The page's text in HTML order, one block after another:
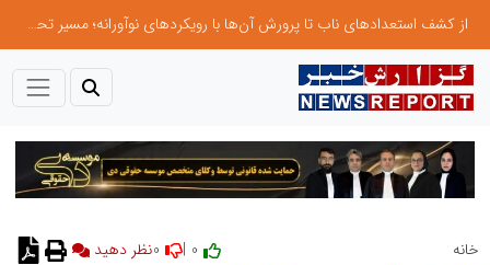
از کشف استعدادهای ناب تا پرورش آن‌ها با رویکردهای نوآورانه؛ مسیر تحول‌آفرین شنای ایران در سطح جهانی
خانه نظر دهید